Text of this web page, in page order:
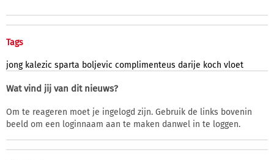
Tags
jong kalezic sparta boljevic complimenteus darije koch vloet
Wat vind jij van dit nieuws?
Om te reageren moet je ingelogd zijn. Gebruik de links bovenin
beeld om een loginnaam aan te maken danwel in te loggen.